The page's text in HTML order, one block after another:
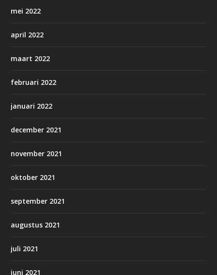
mei 2022
april 2022
maart 2022
februari 2022
januari 2022
december 2021
november 2021
oktober 2021
september 2021
augustus 2021
juli 2021
juni 2021